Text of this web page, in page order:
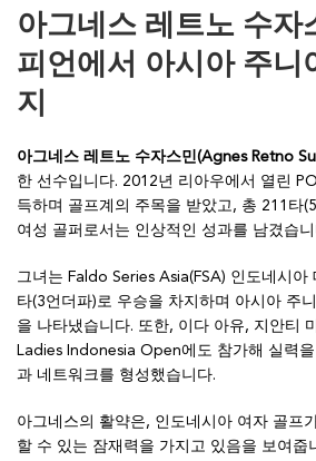
아그네스 레트노 수자
피언에서 아시아 주니
지
아그네스 레트노 수자스민(Agnes Retno
한 선수입니다. 2012년 리아우에서 열린
득하며 골프계의 주목을 받았고, 총 211타
여성 골퍼로서는 인상적인 성과를 남겼습니
그녀는 Faldo Series Asia(FSA) 인도네시아
타(3언더파)로 우승을 차지하며 아시아 주
을 나타냈습니다. 또한, 이다 아유, 지안티
Ladies Indonesia Open에도 참가해 실력
과 네트워크를 형성했습니다.
아그네스의 활약은, 인도네시아 여자 골프
할 수 있는 잠재력을 가지고 있음을 보여줍